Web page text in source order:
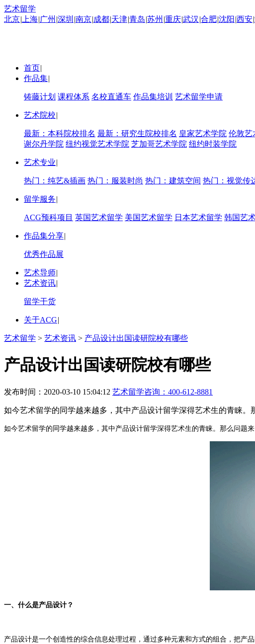
艺术留学
北京| 上海|广州 |深圳 |南京|成都|天津|青岛|苏州 |重庆|武汉 |合肥|沈阳 |西安|
首页|
作品集|
铸藤计划 课程体系 名校直通车 作品集培训 艺术留学申请
艺术院校|
最新：本科院校排名 最新：研究生院校排名 皇家艺术学院 伦敦艺
谢尔丹学院 纽约视觉艺术学院 芝加哥艺术学院 纽约时装学院
艺术专业|
热门：纯艺&插画 热门：服装时尚 热门：建筑空间 热门：视觉传
留学服务|
ACG预科项目 英国艺术留学 美国艺术留学 日本艺术留学 韩国艺
作品集分享|
优秀作品展
艺术导师|
艺术资讯|
留学干货
关于ACG|
艺术留学 > 艺术资讯 > 产品设计出国读研院校有哪些
产品设计出国读研院校有哪些
发布时间：2020-03-10 15:04:12 艺术留学咨询： 400-612-8881
如今艺术留学的同学越来越多，其中产品设计留学深得艺术生的青睐
如今艺术留学的同学越来越多，其中产品设计留学深得艺术生的青睐。那么问题来
一、什么是产品设计？
产品设计是一个创造性的综合信息处理过程，通过多种元素和方式的组合，把产